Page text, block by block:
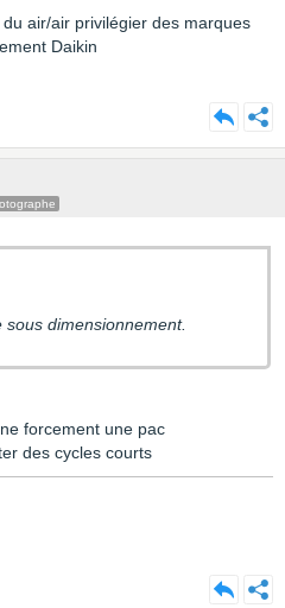
air/air privilégier des marques
Daikin
dimensionnement.
forcement une pac
des cycles courts